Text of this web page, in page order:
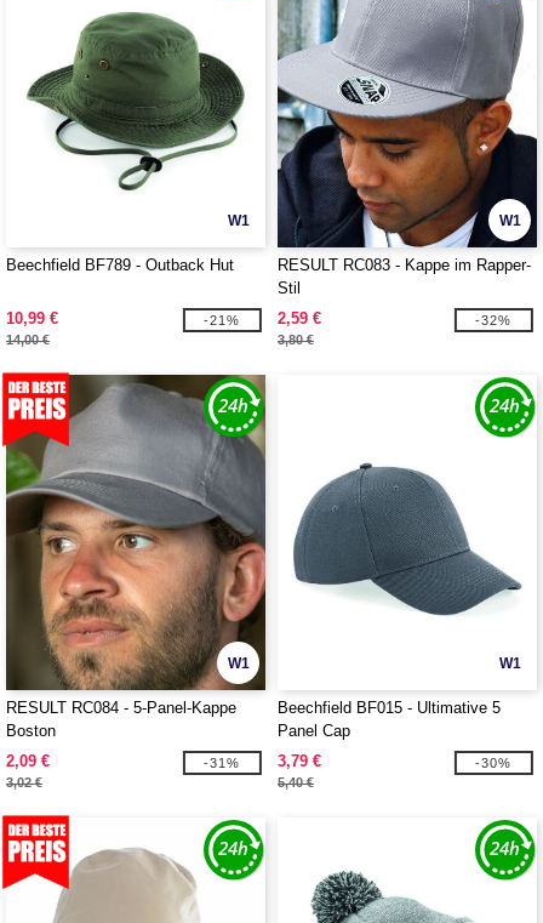
W1
Beechfield BF789 - Outback Hut
10,99 €
14,00 €
-21%
W1
RESULT RC083 - Kappe im Rapper-
Stil
2,59 €
3,80 €
-32%
W1
RESULT RC084 - 5-Panel-Kappe
Boston
2,09 €
3,02 €
-31%
W1
Beechfield BF015 - Ultimative 5
Panel Cap
3,79 €
5,40 €
-30%